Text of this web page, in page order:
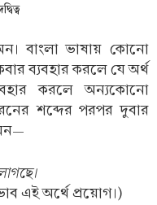
বাংলা ভাষায় কোনো
ব্যবহার করলে যে অর্থ
করলে অন্যকোনো
শব্দের পরপর দুবার
এই অর্থে প্রয়োগ।)